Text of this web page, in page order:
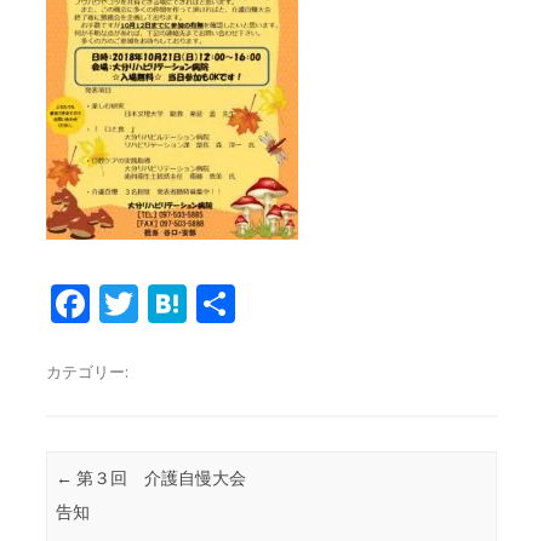
Fa
e
o
T
r
H
a
カテゴリー:
投稿ナビゲーション
← 第３回 介護自慢大会
告知